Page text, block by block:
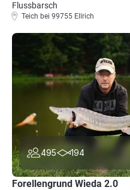
Flussbarsch
Teich bei 99755 Ellrich
495 194
Forellengrund Wieda 2.0